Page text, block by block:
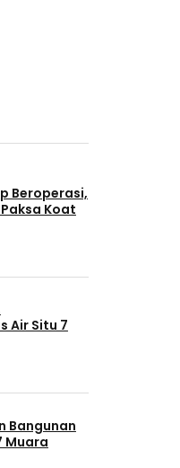
Beroperasi,
Koat
Air Situ 7
Bangunan
Muara